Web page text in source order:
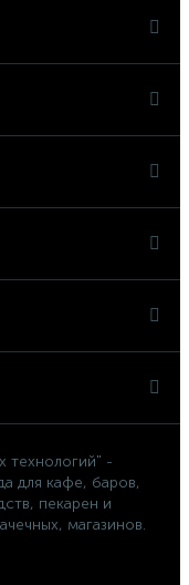
технологий" -
для кафе, баров,
пекарен и
магазинов.